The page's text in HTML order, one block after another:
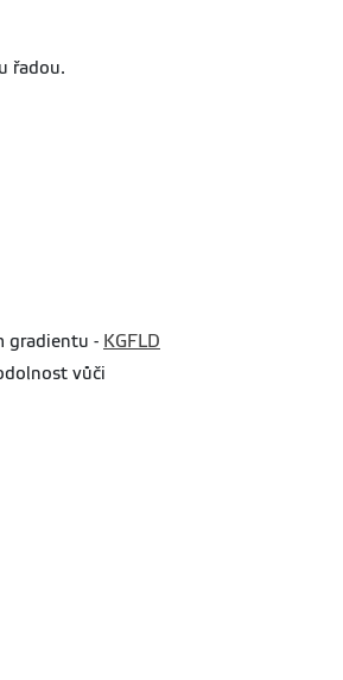
řadou.
gradientu - KGFLD
vůči